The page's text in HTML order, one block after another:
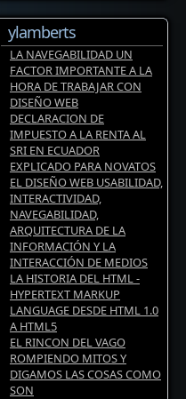
ylamberts
LA NAVEGABILIDAD UN
FACTOR IMPORTANTE A LA
HORA DE TRABAJAR CON
DISEÑO WEB
DECLARACION DE
IMPUESTO A LA RENTA AL
SRI EN ECUADOR
EXPLICADO PARA NOVATOS
EL DISEÑO WEB USABILIDAD,
INTERACTIVIDAD,
NAVEGABILIDAD,
ARQUITECTURA DE LA
INFORMACIÓN Y LA
INTERACCIÓN DE MEDIOS
LA HISTORIA DEL HTML -
HYPERTEXT MARKUP
LANGUAGE DESDE HTML 1.0
A HTML5
EL RINCON DEL VAGO
ROMPIENDO MITOS Y
DIGAMOS LAS COSAS COMO
SON